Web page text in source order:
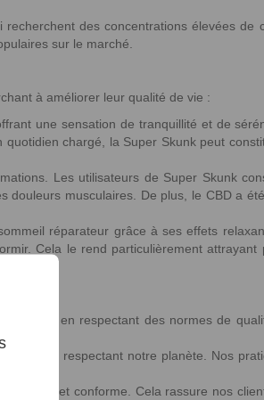
des concentrations élevées de
sur le marché.
à améliorer leur qualité de vie :
une sensation de tranquillité et de
chargé, la Super Skunk peut
Les utilisateurs de Super Skunk
douleurs musculaires. De plus, le CBD a
réparateur grâce à ses effets
Cela le rend particulièrement
en respectant des normes de
tout en respectant notre planète. Nos
et conforme. Cela rassure nos